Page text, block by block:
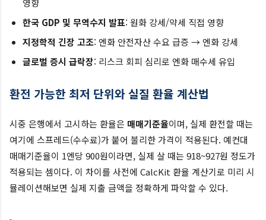
영향
한국 GDP 및 무역수지 발표: 원화 강세/약세 직접 영향
지정학적 긴장 고조: 엔화 안전자산 수요 급증 → 엔화 강세
글로벌 증시 급락장: 리스크 회피 심리로 엔화 매수세 유입
환전 가능한 최저 단위와 실질 환율 계산법
시중 은행에서 고시하는 환율은 매매기준율이며, 실제 환전할 때는
여기에 스프레드(수수료)가 붙어 불리한 가격이 적용된다. 예컨대
매매기준율이 1엔당 900원이라면, 실제 살 때는 918~927원 정도가
적용되는 셈이다. 이 차이를 사전에 CalcKit 환율 계산기로 미리 시
뮬레이션해보면 실제 지출 금액을 정확하게 파악할 수 있다.